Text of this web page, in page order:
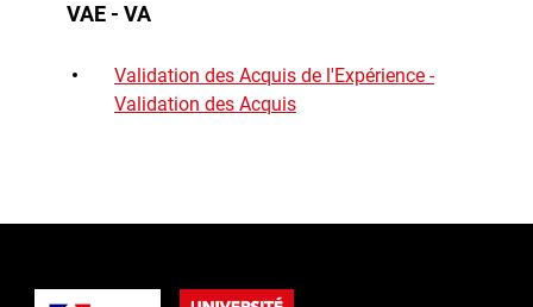
VAE - VA
Validation des Acquis de l'Expérience -
Validation des Acquis